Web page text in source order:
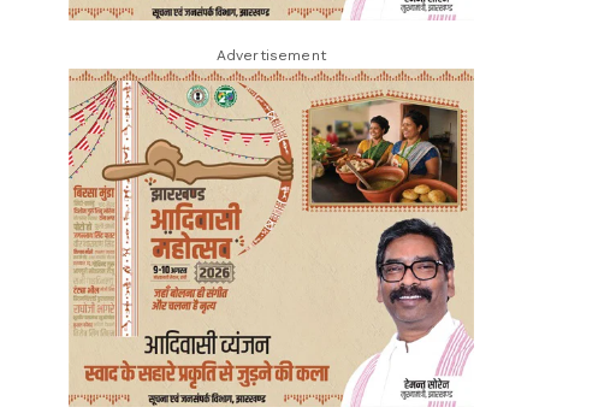
Advertisement